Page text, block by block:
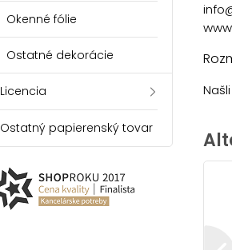
Okenné fólie
Ostatné dekorácie
Licencia
Ostatný papierenský tovar